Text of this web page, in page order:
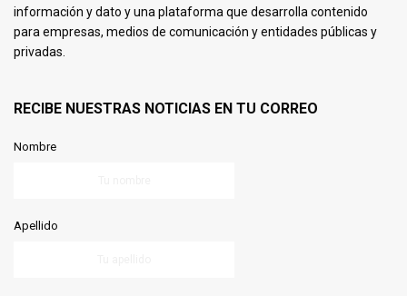
información y dato y una plataforma que desarrolla contenido
para empresas, medios de comunicación y entidades públicas y
privadas.
RECIBE NUESTRAS NOTICIAS EN TU CORREO
Nombre
Apellido